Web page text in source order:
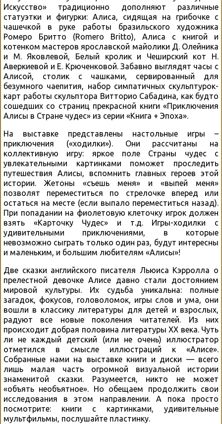
Искусство» традиционно дополняют различные
статуэтки и фигурки: Алиса, сидящая на грибочке с
чашечкой в руке работы бразильского художника
Ромеро Бритто (Romero Britto), Алиса с книгой и
котенком мастеров ярославской майолики Д. Олейника
и М. Яковлевой, Белый кролик и Чеширский кот Н.
Аверкиевой и Е. Крюченковой. Забавно выглядят часы с
Алисой, столик с чашками, сервированный для
безумного чаепития, набор симпатичных скульптурок-
карт работы скульптора Витторио Сабадина, как будто
сошедших со страниц прекрасной книги «Приключения
Алисы в Стране чудес» из серии «Книга + Эпоха».
На выставке представлены настольные игры –
приключения («ходилки»). Они рассчитаны на
коллективную игру: яркое поле Страны чудес с
увлекательными картинками поможет проследить
путешествия Алисы, вспомнить главных героев этой
истории. Жетоны «съешь меня» и «выпей меня»
позволят переместиться по стрелочке вперед или
остаться на месте (если выпало переместиться назад).
При попадании на фиолетовую клеточку игрок должен
взять «Карточку Чудес» и т.д. Игры-ходилки с
удивительными приключениями, в которые
невозможно сыграть только один раз, будут интересны
и маленьким, и большим любителям «Алисы»!
Две сказки английского писателя Льюиса Кэрролла о
прелестной девочке Алисе давно стали достоянием
мировой культуры. Их судьба уникальна: полные
загадок, фокусов, головоломок, игры слов и ума, они
вошли в классику литературы для детей и взрослых,
радуют все новые поколения читателей. Из них
происходит добрая половина литературы XX века. Чуть
ли не каждый детский (или не очень) иллюстратор
отметился в смысле иллюстраций к «Алисе».
Собранные нами на выставке книги и диски — всего
лишь малая часть огромной визуальной истории
знаменитой сказки. Разумеется, никто не может
«объять необъятное». Но обещаем продолжить свои
исследования в этом направлении. А пока просто
посмотрите: книги с картинками, удивительные
мультфильмы, послушайте пластинку.